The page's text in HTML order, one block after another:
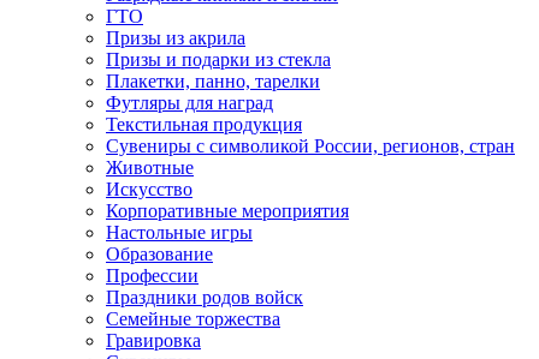
ГТО
Призы из акрила
Призы и подарки из стекла
Плакетки, панно, тарелки
Футляры для наград
Текстильная продукция
Сувениры с символикой России, регионов, стран
Животные
Искусство
Корпоративные мероприятия
Настольные игры
Образование
Профессии
Праздники родов войск
Семейные торжества
Гравировка